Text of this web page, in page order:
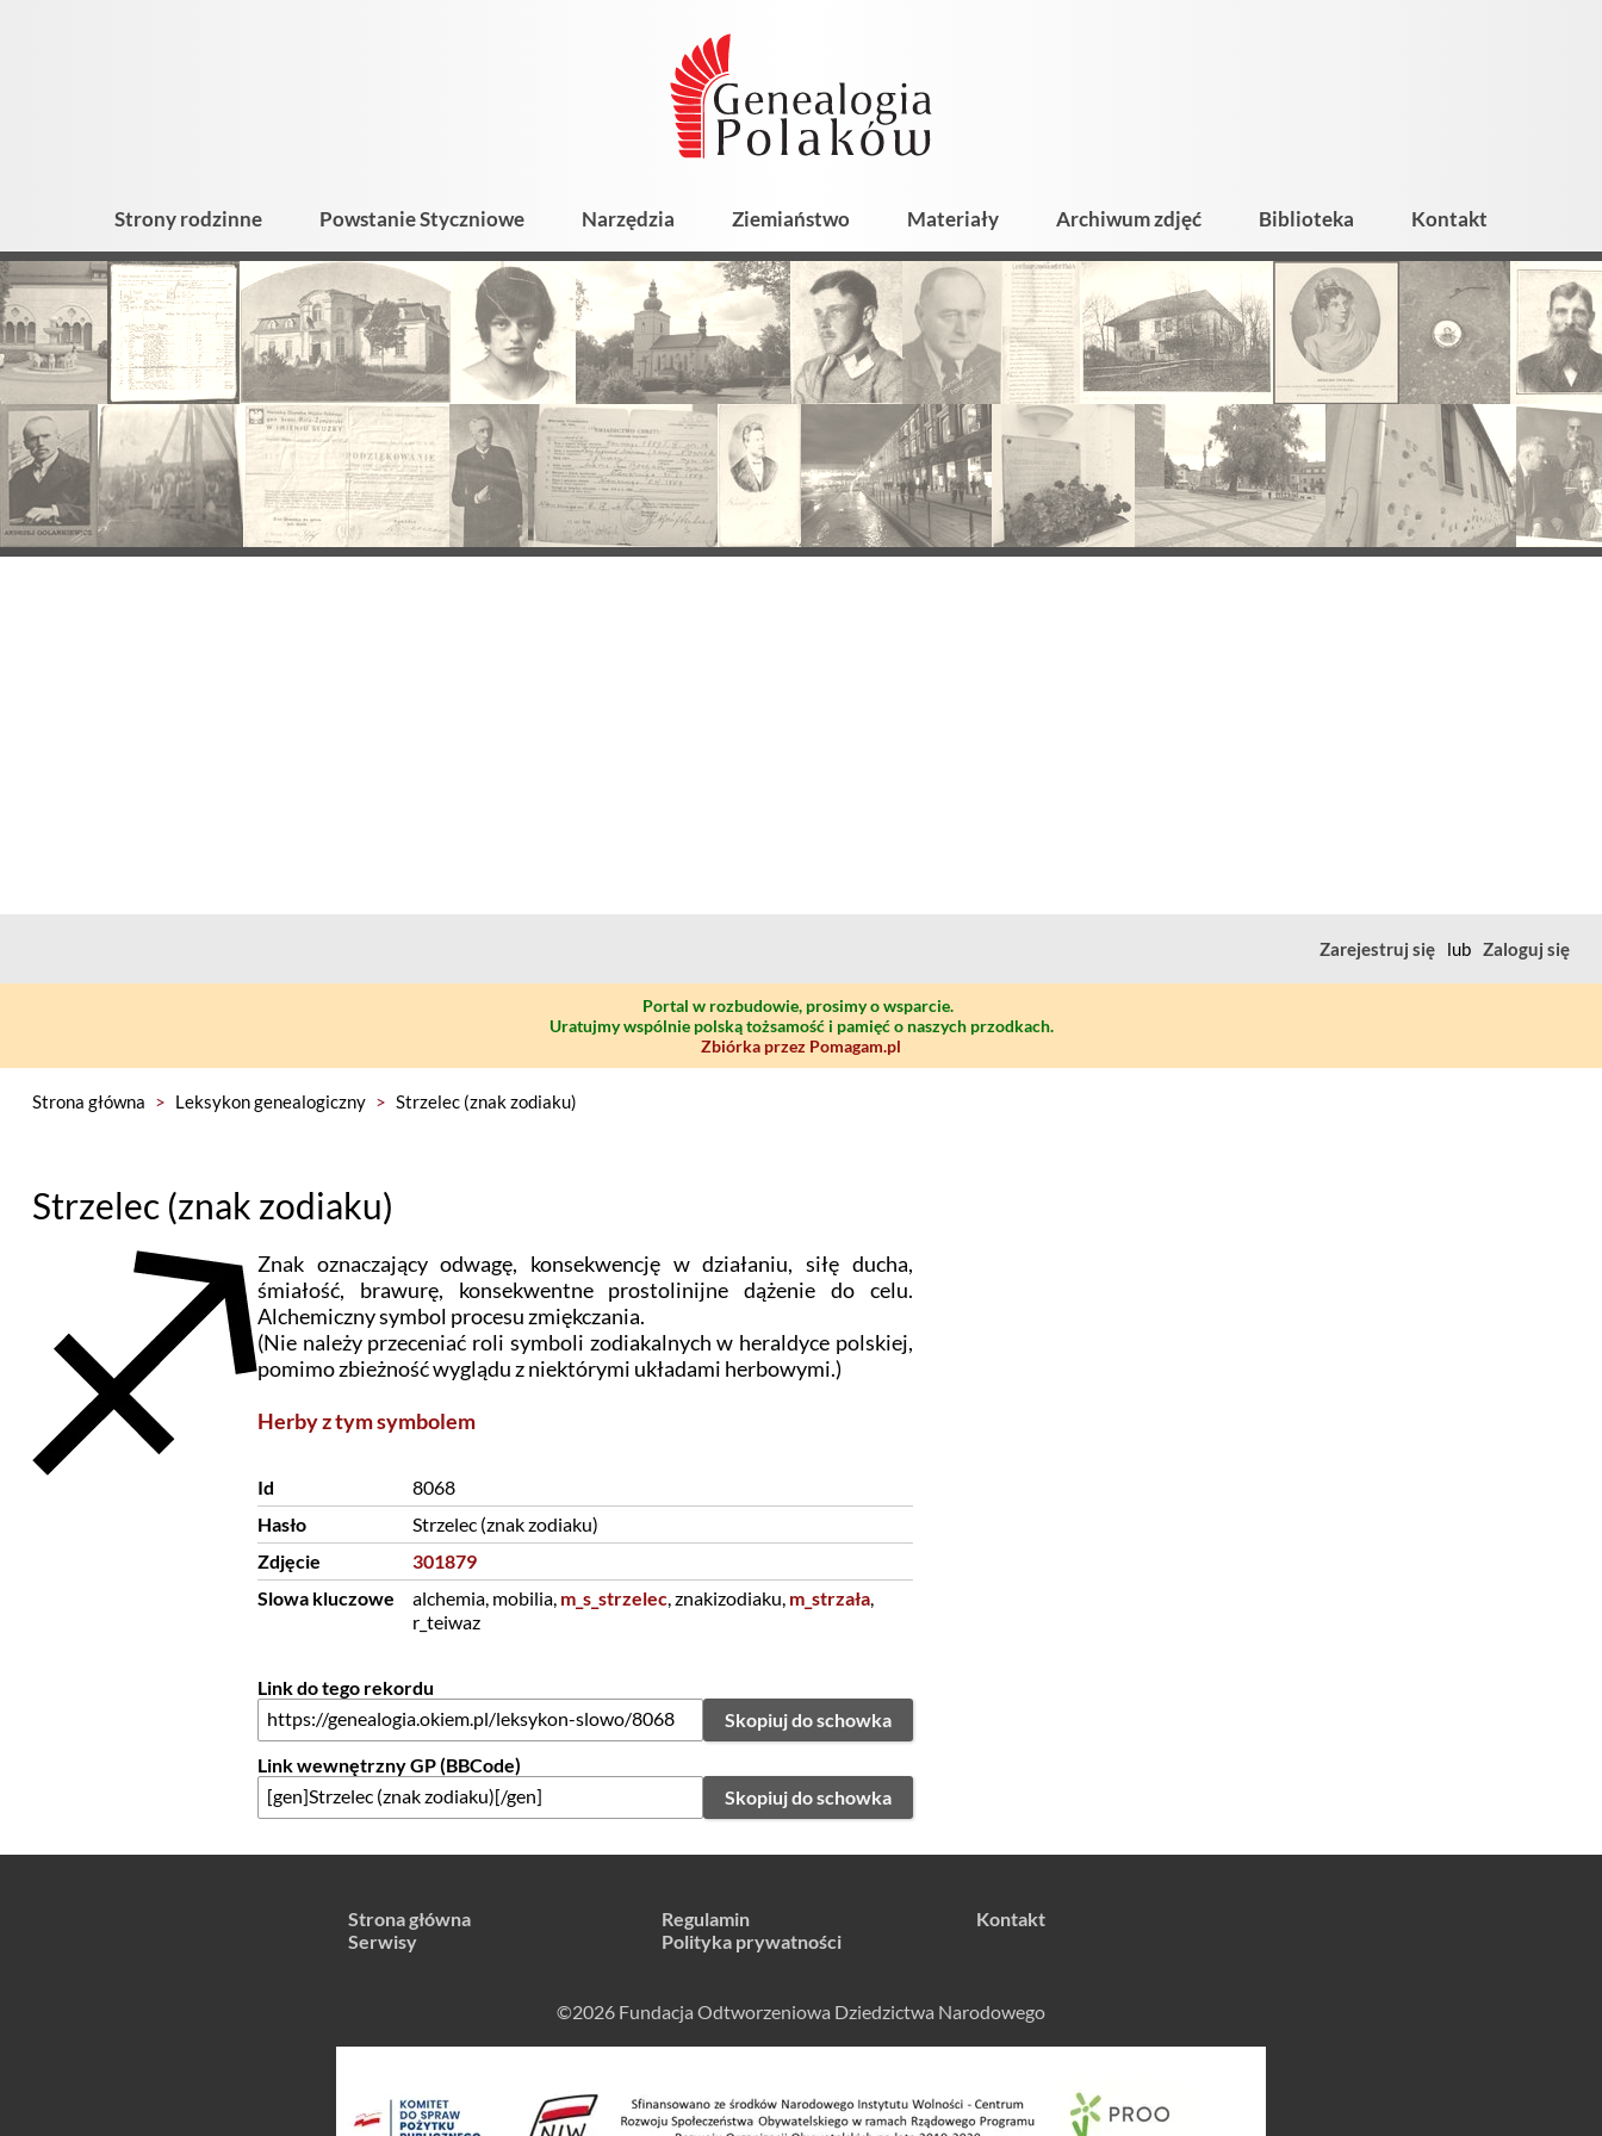
Strony rodzinne Powstanie Styczniowe Narzędzia Ziemiaństwo Materiały Archiwum zdjęć Biblioteka Kontakt
Zarejestruj się lub Zaloguj się
Portal w rozbudowie, prosimy o wsparcie.
Uratujmy wspólnie polską tożsamość i pamięć o naszych przodkach.
Zbiórka przez Pomagam.pl
Strona główna > Leksykon genealogiczny > Strzelec (znak zodiaku)
Strzelec (znak zodiaku)
Znak oznaczający odwagę, konsekwencję w działaniu, siłę ducha,
śmiałość, brawurę, konsekwentne prostolinijne dążenie do celu.
Alchemiczny symbol procesu zmiękczania.
(Nie należy przeceniać roli symboli zodiakalnych w heraldyce polskiej,
pomimo zbieżność wyglądu z niektórymi układami herbowymi.)
Herby z tym symbolem
Id
8068
Hasło
Strzelec (znak zodiaku)
Zdjęcie
301879
Slowa kluczowe
alchemia, mobilia, m_s_strzelec, znakizodiaku, m_strzała,
r_teiwaz
Link do tego rekordu
Skopiuj do schowka
Link wewnętrzny GP (BBCode)
Skopiuj do schowka
Strona główna
Serwisy
Regulamin
Polityka prywatności
Kontakt
©2026 Fundacja Odtworzeniowa Dziedzictwa Narodowego